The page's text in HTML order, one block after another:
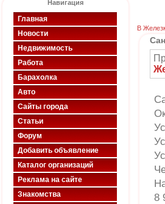
Навигация
Главная
Новости
Недвижимость
Работа
Барахолка
Авто
Сайты города
Статьи
Форум
Добавить объявление
Каталог организаций
Реклама на сайте
Знакомства
В
8